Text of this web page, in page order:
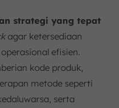
strategi yang tepat
agar ketersediaan
efisien.
kode produk,
metode seperti
serta